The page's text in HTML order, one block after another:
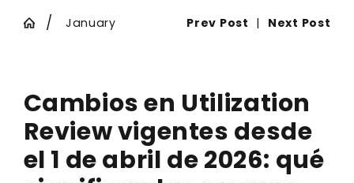
January Prev Post | Next Post
Cambios en Utilization
Review vigentes desde
el 1 de abril de 2026: qué